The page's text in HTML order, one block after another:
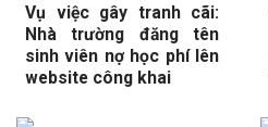
Vụ việc gây tranh cãi:
Nhà trường đăng tên
sinh viên nợ học phí lên
website công khai